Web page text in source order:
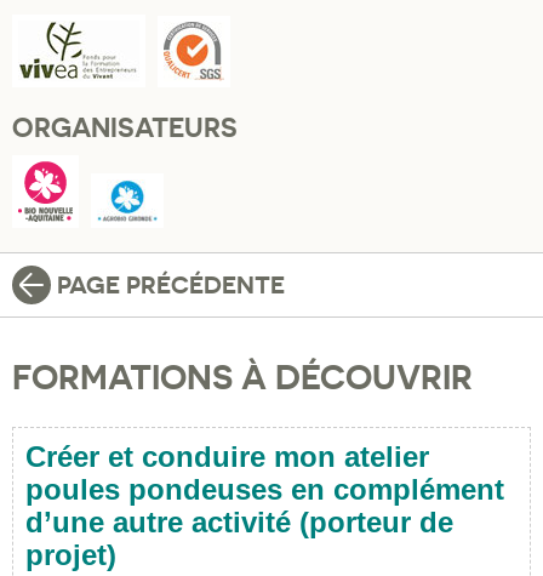
ORGANISATEURS
PAGE PRÉCÉDENTE
FORMATIONS À DÉCOUVRIR
Créer et conduire mon atelier
poules pondeuses en complément
d’une autre activité (porteur de
projet)